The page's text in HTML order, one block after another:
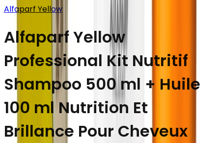
Alfaparf Yellow
Alfaparf Yellow
Professional Kit Nutritif
Shampoo 500 ml + Huile
100 ml Nutrition Et
Brillance Pour Cheveux